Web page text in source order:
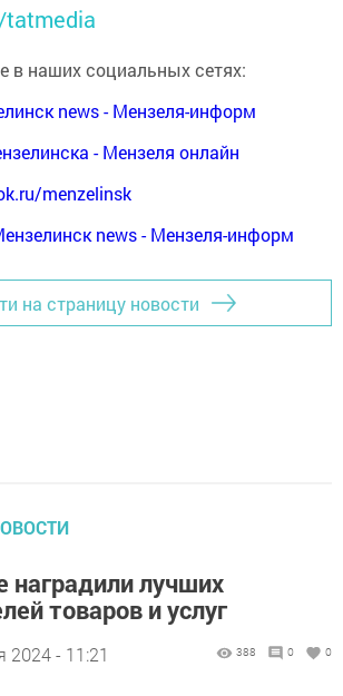
в наших социальных сетях:
news - Мензеля-информ
- Мензеля онлайн
menzelinsk
news - Мензеля-информ
на страницу новости
наградили лучших
товаров и услуг
2024 - 11:21 388 0 0